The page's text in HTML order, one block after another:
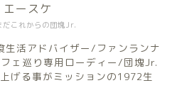
だこれからの団塊Jr.
エースケ
生活アドバイザー/ファンランナ
ェ巡り専用ローディー/団塊Jr.
げる事がミッションの1972生